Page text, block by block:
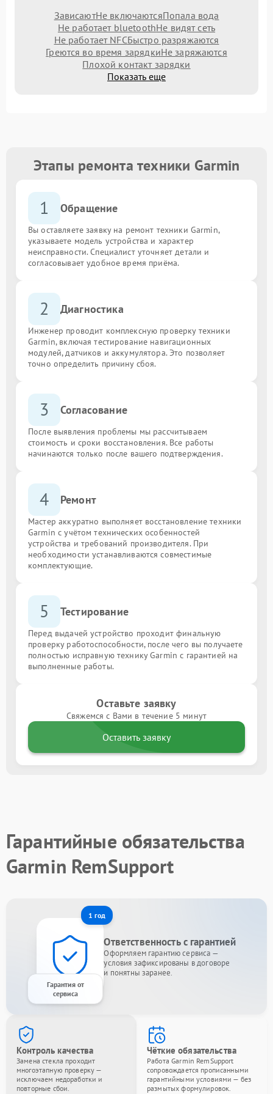
ЗависаютНе включаютсяПопала вода
Не работает bluetoothНе видят сеть
Не работает NFCБыстро разряжаются
Греются во время зарядкиНе заряжаются
Плохой контакт зарядки
Показать еще
Этапы ремонта техники Garmin
1 Обращение
Вы оставляете заявку на ремонт техники Garmin,
указываете модель устройства и характер
неисправности. Специалист уточняет детали и
согласовывает удобное время приёма.
2 Диагностика
Инженер проводит комплексную проверку техники
Garmin, включая тестирование навигационных
модулей, датчиков и аккумулятора. Это позволяет
точно определить причину сбоя.
3 Согласование
После выявления проблемы мы рассчитываем
стоимость и сроки восстановления. Все работы
начинаются только после вашего подтверждения.
4 Ремонт
Мастер аккуратно выполняет восстановление техники
Garmin с учётом технических особенностей
устройства и требований производителя. При
необходимости устанавливаются совместимые
комплектующие.
5 Тестирование
Перед выдачей устройство проходит финальную
проверку работоспособности, после чего вы получаете
полностью исправную технику Garmin с гарантией на
выполненные работы.
Оставьте заявку
Свяжемся с Вами в течение 5 минут
Оставить заявку
Гарантийные обязательства
Garmin RemSupport
1 год
Гарантия от
сервиса
Ответственность с гарантией
Оформляем гарантию сервиса —
условия зафиксированы в договоре
и понятны заранее.
Контроль качества
Замена стекла проходит
многоэтапную проверку —
исключаем недоработки и
повторные сбои.
Чёткие обязательства
Работа Garmin RemSupport
сопровождается прописанными
гарантийными условиями — без
размытых формулировок.